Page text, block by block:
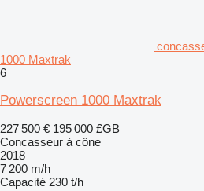
1000 Maxtrak
6
Powerscreen 1000 Maxtrak
227 500 € 195 000 £GB
Concasseur à cône
2018
7 200 m/h
Capacité 230 t/h